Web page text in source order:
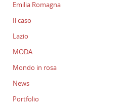
Emilia Romagna
Il caso
Lazio
MODA
Mondo in rosa
News
Portfolio